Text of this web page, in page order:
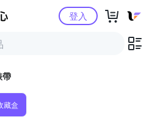
Yahoo購物中心登入
帶
藏盒